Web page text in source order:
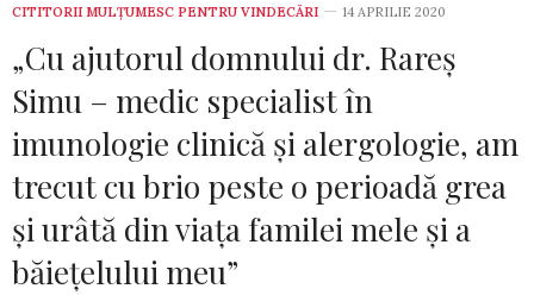
CITITORII MULȚUMESC PENTRU VINDECĂRI 14 APRILIE 2020
„Cu ajutorul domnului dr. Rareș
Simu – medic specialist în
imunologie clinică și alergologie, am
trecut cu brio peste o perioadă grea
și urâtă din viața familei mele și a
băiețelului meu”